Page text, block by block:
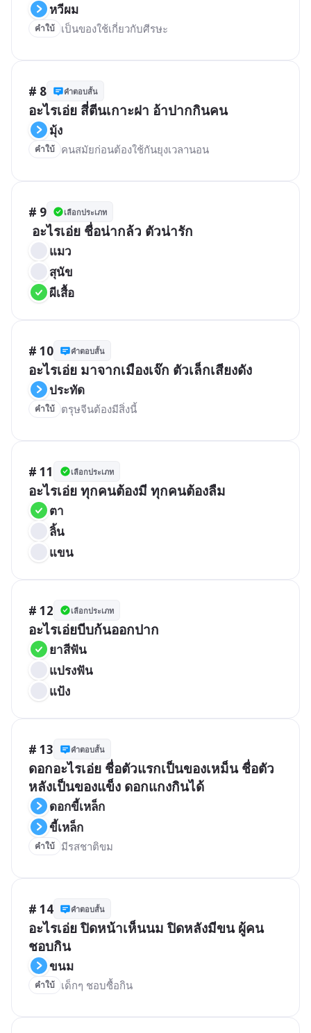
หวีผม
คำใบ้ เป็นของใช้เกี่ยวกับศีรษะ
# 8 คำตอบสั้น
อะไรเอ่ย สี่ตีนเกาะฝา อ้าปากกินคน
มุ้ง
คำใบ้
# 9 เลือกประเภท
อะไรเอ่ย ชื่อน่ากล้ว ตัวน่ารัก
แมว
สุนัข
ผีเสื้อ
# 10 คำตอบสั้น
อะไรเอ่ย มาจากเมืองเจ๊ก ตัวเล็กเสียงดัง
ประทัด
คำใบ้ ตรุษจีนต้องมีสิ่งนี้
# 11 เลือกประเภท
อะไรเอ่ย ทุกคนต้องมี ทุกคนต้องลืม
ตา
ลิ้น
แขน
# 12 เลือกประเภท
อะไรเอ่ยบีบก้นออกปาก
ยาสีฟัน
แปรงฟัน
แป้ง
# 13 คำตอบสั้น
ดอกอะไรเอ่ย ชื่อตัวแรกเป็นของเหม็น ชื่อตัว
หลังเป็นของแข็ง ดอกแกงกินได้
ดอกขี้เหล็ก
ขี้เหล็ก
คำใบ้
# 14 คำตอบสั้น
อะไรเอ่ย ปิดหน้าเห็นนม ปิดหลังมีขน ผู้คน
ชอบกิน
ขนม
คำใบ้ เด็กๆ ชอบซื้อกิน